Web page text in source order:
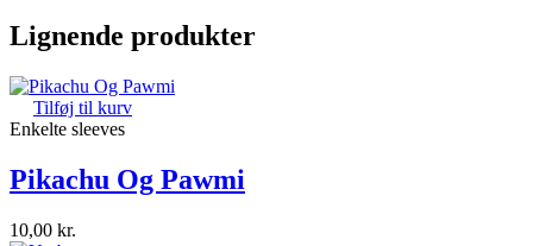
Lignende produkter
Tilføj til kurv
Enkelte sleeves
Pikachu Og Pawmi
10,00 kr.